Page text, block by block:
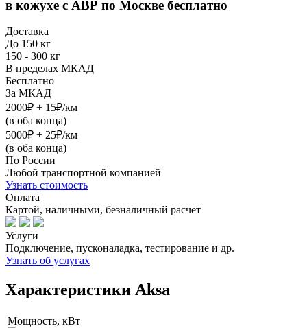
в кожухе с АВР по Москве бесплатно
Доставка
До 150 кг
150 - 300 кг
В пределах МКАД
Бесплатно
За МКАД
2000₽ + 15₽/км
(в оба конца)
5000₽ + 25₽/км
(в оба конца)
По России
Любой транспортной компанией
Узнать стоимость
Оплата
Картой, наличными, безналичный расчет
Услуги
Подключение, пусконаладка, тестирование и др.
Узнать об услугах
Характеристики Aksa
Мощность, кВт